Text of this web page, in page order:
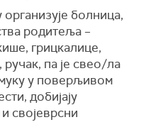
болница,
родитеља –
грицкалице,
па је свео/ла
у поверљивом
добијају
својеврсни